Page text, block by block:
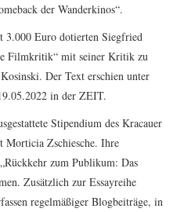
der Wanderkinos“.
3.000 Euro dotierten Siegfried
Filmkritik“ mit seiner Kritik zu
Der Text erschien unter
in der ZEIT.
Stipendium des Kracauer
Morticia Zschiesche. Ihre
zum Publikum: Das
Zusätzlich zur Essayreihe
regelmäßiger Blogbeiträge, in